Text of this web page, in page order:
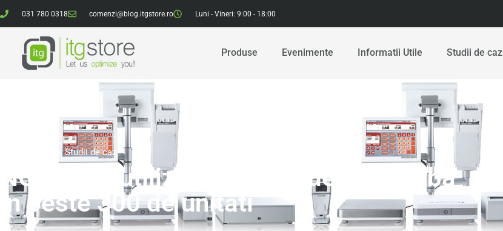
031 780 0318 comenzi@blog.itgstore.ro Luni - Vineri: 9:00 - 18:00
Produse Evenimente Informatii Utile Studii de caz
,Studii de caz
NORDSEE utilizeaza K-flex de la Bizerba
in peste 300 de unitati